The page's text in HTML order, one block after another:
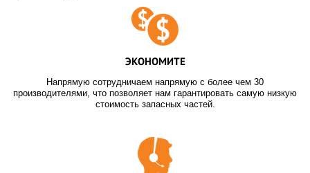
ЭКОНОМИТЕ
Напрямую сотрудничаем напрямую с более чем 30
производителями, что позволяет нам гарантировать самую низкую
стоимость запасных частей.